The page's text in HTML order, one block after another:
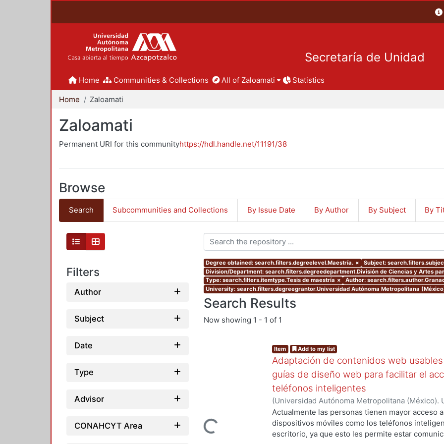
Secretaría de Unidad
Home Communities & Collections All of Zaloamati Statistics
Home Zaloamati
Zaloamati
Permanent URI for this communityhttps://hdl.handle.net/11191/38
Browse
Search Subcommunities and Collections By Issue Date By Author By Subject By
Filters
Author
Subject
Date
Type
Advisor
CONAHCYT Area
Degree obtained: search.filters.degreelevel.Maestría. ×
Subject:
Division/Department: search.filters.degreedepartment.División de Ciencias y Artes
Type: search.filters.itemtype.Tesis de maestría ×
Author:
University: search.filters.degreegrantor.Universidad Autónoma Metropolitana
Search Results
Now showing 1 - 1 of 1
Loading...
Item Add to my list
Adaptación de contenidos web
guías de diseño web para facilitar el
teléfonos inteligentes
(Universidad Autónoma Metropolitana (México).
de Servicios de Información.,2012-07)
Actualmente las personas tienen mayor acceso
dispositivos móviles como los teléfonos
escritorio, ya que esto les permite estar